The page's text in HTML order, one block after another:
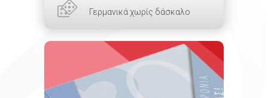
Γερμανικά χωρίς δάσκαλο